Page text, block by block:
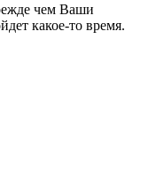
чем Ваши
какое-то время.